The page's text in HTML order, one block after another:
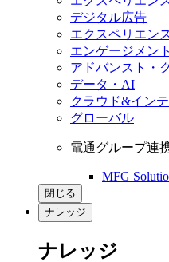
デジタル広告
エクスペリエン
エンゲージメン
アドバンスト・
データ・AI
クラウド&イン
グローバル
電通グループ連
MFG
閉じる
ナレッジ
ナレッジ